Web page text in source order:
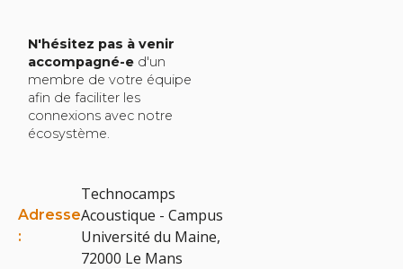
N'hésitez pas à venir
accompagné-e d'un
membre de votre équipe
afin de faciliter les
connexions avec notre
écosystème.
Adresse
:
Technocamps
Acoustique - Campus
Université du Maine,
72000 Le Mans